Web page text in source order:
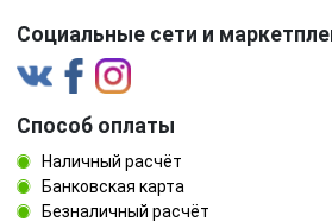
Социальные сети и
Способ оплаты
Наличный расчёт
Банковская карта
Безналичный расчёт